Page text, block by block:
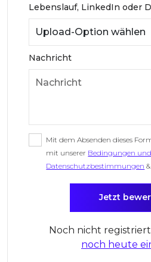
Lebenslauf, LinkedIn oder
Nachricht
Mit dem Absenden dieses
mit unserer Bedingungen
Datenschutzbestimmungen
Noch nicht
noch heute